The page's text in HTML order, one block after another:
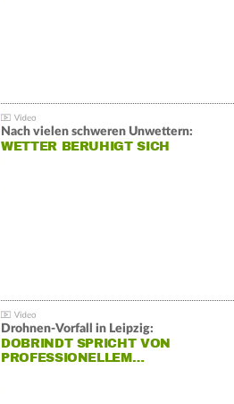
Nach vielen schweren Unwettern:
WETTER BERUHIGT SICH
Drohnen-Vorfall in Leipzig:
DOBRINDT SPRICHT VON
PROFESSIONELLEM…